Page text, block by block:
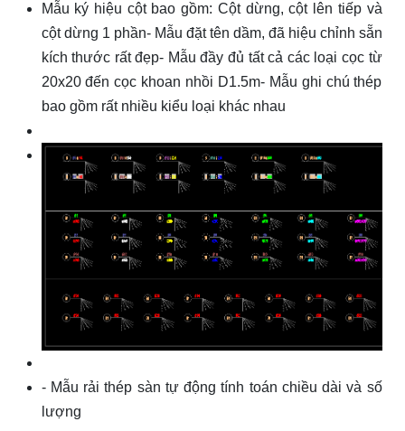
Mẫu ký hiệu cột bao gồm: Cột dừng, cột lên tiếp và
cột dừng 1 phần- Mẫu đặt tên dầm, đã hiệu chỉnh sẵn
kích thước rất đẹp- Mẫu đầy đủ tất cả các loại cọc từ
20x20 đến cọc khoan nhồi D1.5m- Mẫu ghi chú thép
bao gồm rất nhiều kiểu loại khác nhau
- Mẫu rải thép sàn tự động tính toán chiều dài và số
lượng